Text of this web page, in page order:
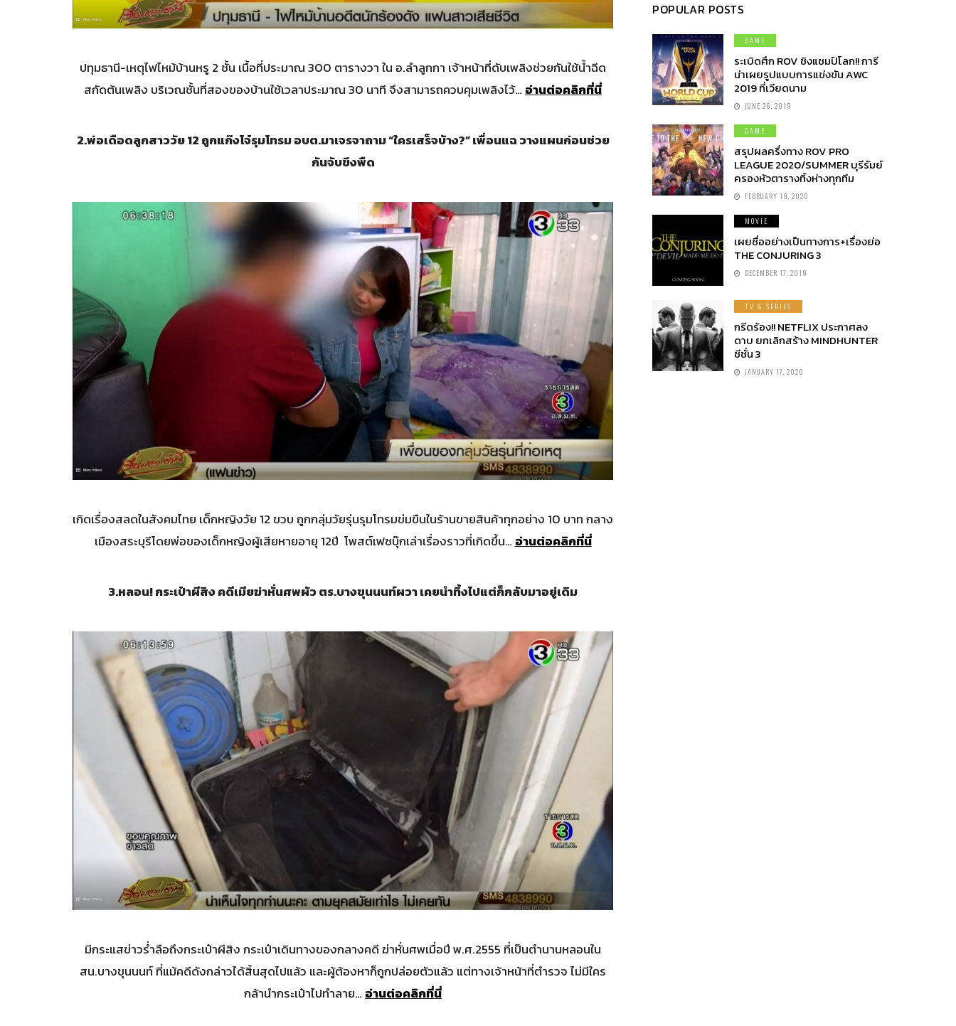
ปทุมธานี-เหตุไฟไหม้บ้านหรู 2 ชั้น เนื้อที่ประมาณ 300 ตารางวา ใน อ.ลำลูกกา เจ้าหน้าที่ดับเพลิงช่วยกันใช้น้ำฉีด
สกัดต้นเพลิง บริเวณชั้นที่สองของบ้านใช้เวลาประมาณ 30 นาที จึงสามารถควบคุมเพลิงไว้…อ่านต่อคลิกที่นี่
2.พ่อเดือดลูกสาววัย 12 ถูกแก๊งโจ๋รุมโทรม อบต.มาเจรจาถาม “ใครเสร็จบ้าง?”เพื่อนแฉ วางแผนก่อนช่วย
กันจับขึงพืด
เกิดเรื่องสลดในสังคมไทย เด็กหญิงวัย 12 ขวบ ถูกกลุ่มวัยรุ่นรุมโทรมข่มขืนในร้านขายสินค้าทุกอย่าง 10 บาท กลาง
เมืองสระบุรีโดยพ่อของเด็กหญิงผู้เสียหายอายุ 12ปี โพสต์เฟซบุ๊กเล่าเรื่องราวที่เกิดขึ้น…อ่านต่อคลิกที่นี่
3.หลอน! กระเป๋าผีสิง คดีเมียฆ่าหั่นศพผัว ตร.บางขุนนนท์ผวา เคยนำทิ้งไปแต่ก็กลับมาอยู่เดิม
มีกระแสข่าวร่ำลือถึงกระเป๋าผีสิง กระเป๋าเดินทางของกลางคดี ฆ่าหั่นศพเมื่อปี พ.ศ.2555 ที่เป็นตำนานหลอนใน
สน.บางขุนนนท์ ที่แม้คดีดังกล่าวได้สิ้นสุดไปแล้ว และผู้ต้องหาก็ถูกปล่อยตัวแล้ว แต่ทางเจ้าหน้าที่ตำรวจ ไม่มีใคร
กล้านำกระเป๋าไปทำลาย…อ่านต่อคลิกที่นี่
POPULAR POSTS
GAME
ระเบิดศึก ROV ชิงแชมป์โลก!! การี
น่าเผยรูปแบบการแข่งขัน AWC
2019 ที่เวียดนาม
JUNE 26, 2019
GAME
สรุปผลครึ่งทาง ROV PRO
LEAGUE 2020/SUMMER บุรีรัมย์
ครองหัวตารางทิ้งห่างทุกทีม
FEBRUARY 19, 2020
MOVIE
เผยชื่ออย่างเป็นทางการ+เรื่องย่อ
THE CONJURING 3
DECEMBER 17, 2019
TV & SERIES
กรีดร้อง!! NETFLIX ประกาศลง
ดาบ ยกเลิกสร้าง MINDHUNTER
ซีซั่น 3
JANUARY 17, 2020